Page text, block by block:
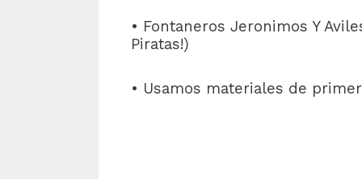
• Fontaneros Jeronimos Y
Piratas!)
• Usamos materiales de